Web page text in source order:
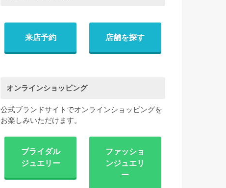
来店予約 店舗を探す
オンラインショッピング
公式ブランドサイトでオンラインショッピングを
お楽しみいただけます。
ブライダル
ジュエリー
ファッショ
ンジュエリ
ー